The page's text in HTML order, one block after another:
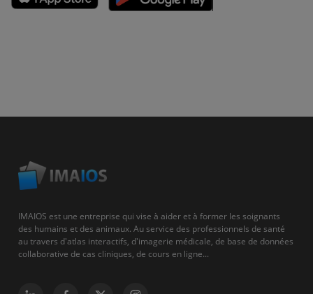
IMAIOS est une entreprise qui vise à aider et à former les soignants
des humains et des animaux. Au service des professionnels de santé
au travers d'atlas interactifs, d'imagerie médicale, de base de données
collaborative de cas cliniques, de cours en ligne...